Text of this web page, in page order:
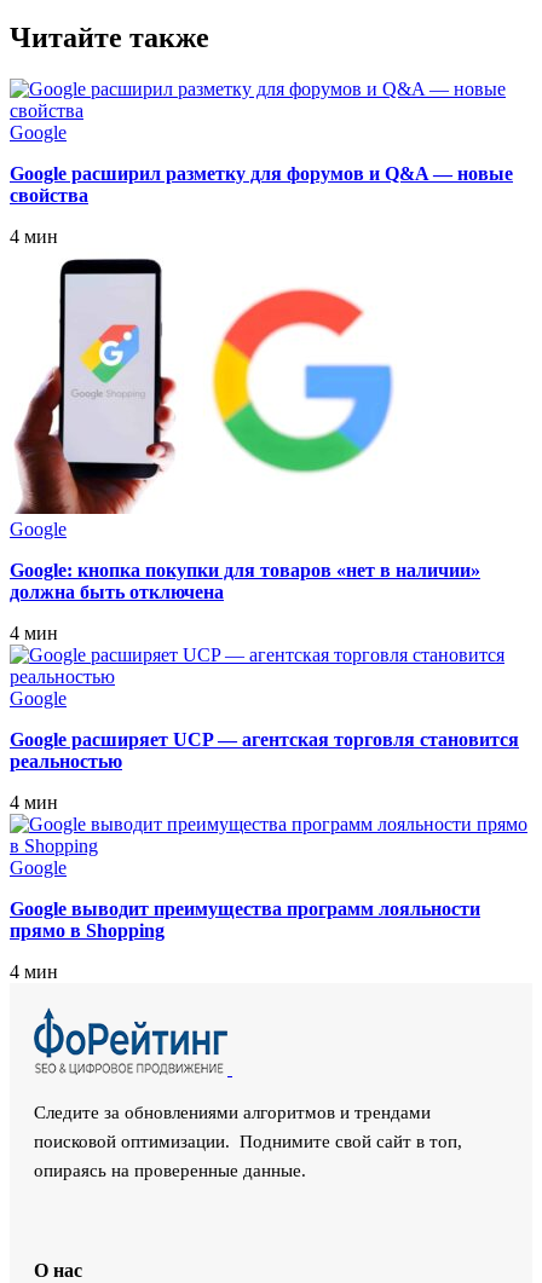
Читайте также
Google
Google расширил разметку для форумов и Q&A — новые
свойства
4 мин
Google
Google: кнопка покупки для товаров «нет в наличии»
должна быть отключена
4 мин
Google
Google расширяет UCP — агентская торговля становится
реальностью
4 мин
Google
Google выводит преимущества программ лояльности
прямо в Shopping
4 мин
Следите за обновлениями алгоритмов и трендами
поисковой оптимизации. Поднимите свой сайт в топ,
опираясь на проверенные данные.
О нас